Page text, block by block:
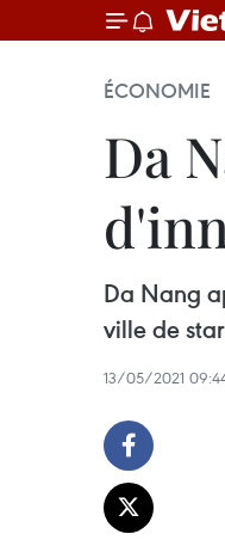
ÉCONOMIE
Da
Da Nang
ville de
13/05/2021